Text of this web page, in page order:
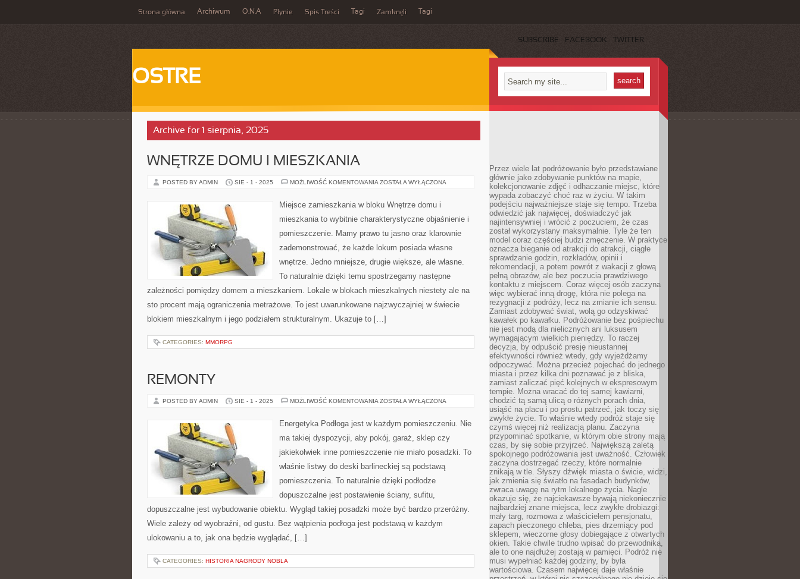
Strona główna Archiwum O.N.A Płynie Spis Treści Tagi Zamknęli Tagi
SUBSCRIBE FACEBOOK TWITTER
OSTRE
Archive for 1 sierpnia, 2025
WNĘTRZE DOMU I MIESZKANIA
POSTED BY ADMIN SIE - 1 - 2025 MOŻLIWOŚĆ KOMENTOWANIA WNĘTRZE
MIESZKANIA
ZOSTAŁA WYŁĄCZONA
Miejsce zamieszkania w bloku Wnętrze domu i
mieszkania to wybitnie charakterystyczne objaśnienie i
pomieszczenie. Mamy prawo tu jasno oraz klarownie
zademonstrować, że każde lokum posiada własne
wnętrze. Jedno mniejsze, drugie większe, ale własne.
To naturalnie dzięki temu spostrzegamy następne
zależności pomiędzy domem a mieszkaniem. Lokale w blokach mieszkalnych niestety ale na
sto procent mają ograniczenia metrażowe. To jest uwarunkowane najzwyczajniej w świecie
blokiem mieszkalnym i jego podziałem strukturalnym. Ukazuje to […]
CATEGORIES: MMORPG
REMONTY
POSTED BY ADMIN SIE - 1 - 2025 MOŻLIWOŚĆ KOMENTOWANIA REMONTY
ZOSTAŁA WYŁĄCZONA
Energetyka Podłoga jest w każdym pomieszczeniu. Nie
ma takiej dyspozycji, aby pokój, garaż, sklep czy
jakiekolwiek inne pomieszczenie nie miało posadzki. To
właśnie listwy do deski barlineckiej są podstawą
pomieszczenia. To naturalnie dzięki podłodze
dopuszczalne jest postawienie ściany, sufitu,
dopuszczalne jest wybudowanie obiektu. Wygląd takiej posadzki może być bardzo przeróżny.
Wiele zależy od wyobraźni, od gustu. Bez wątpienia podłoga jest podstawą w każdym
ulokowaniu a to, jak ona będzie wyglądać, […]
CATEGORIES: HISTORIA NAGRODY NOBLA
Przez wiele lat podróżowanie było przedstawiane
głównie jako zdobywanie punktów na mapie,
kolekcjonowanie zdjęć i odhaczanie miejsc, które
wypada zobaczyć choć raz w życiu. W takim
podejściu najważniejsze staje się tempo. Trzeba
odwiedzić jak najwięcej, doświadczyć jak
najintensywniej i wrócić z poczuciem, że czas
został wykorzystany maksymalnie. Tyle że ten
model coraz częściej budzi zmęczenie. W praktyce
oznacza bieganie od atrakcji do atrakcji, ciągłe
sprawdzanie godzin, rozkładów, opinii i
rekomendacji, a potem powrót z wakacji z głową
pełną obrazów, ale bez poczucia prawdziwego
kontaktu z miejscem. Coraz więcej osób zaczyna
więc wybierać inną drogę, która nie polega na
rezygnacji z podróży, lecz na zmianie ich sensu.
Zamiast zdobywać świat, wolą go odzyskiwać
kawałek po kawałku. Podróżowanie bez pośpiechu
nie jest modą dla nielicznych ani luksusem
wymagającym wielkich pieniędzy. To raczej
decyzja, by odpuścić presję nieustannej
efektywności również wtedy, gdy wyjeżdżamy
odpoczywać. Można przecież pojechać do jednego
miasta i przez kilka dni poznawać je z bliska,
zamiast zaliczać pięć kolejnych w ekspresowym
tempie. Można wracać do tej samej kawiarni,
chodzić tą samą ulicą o różnych porach dnia,
usiąść na placu i po prostu patrzeć, jak toczy się
zwykłe życie. To właśnie wtedy podróż staje się
czymś więcej niż realizacją planu. Zaczyna
przypominać spotkanie, w którym obie strony mają
czas, by się sobie przyjrzeć. Największą zaletą
spokojnego podróżowania jest uważność. Człowiek
zaczyna dostrzegać rzeczy, które normalnie
znikają w tle. Słyszy dźwięk miasta o świcie, widzi,
jak zmienia się światło na fasadach budynków,
zwraca uwagę na rytm lokalnego życia. Nagle
okazuje się, że najciekawsze bywają niekoniecznie
najbardziej znane miejsca, lecz zwykłe drobiazgi:
mały targ, rozmowa z właścicielem pensjonatu,
zapach pieczonego chleba, pies drzemiący pod
sklepem, wieczorne głosy dobiegające z otwartych
okien. Takie chwile trudno wpisać do przewodnika,
ale to one najdłużej zostają w pamięci. Podróż nie
musi wypełniać każdej godziny, by była
wartościowa. Czasem najwięcej daje właśnie